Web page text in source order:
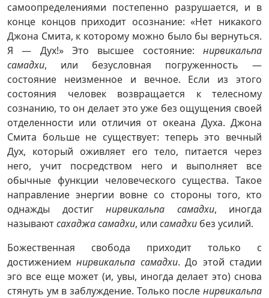
самоопределениями постепенно разрушается, и в
конце концов приходит осознание: «Нет никакого
Джона Смита, к которому можно было бы вернуться.
Я — Дух!» Это высшее состояние: нирвикальпа
самадхи, или безусловная погруженность —
состояние неизменное и вечное. Если из этого
состояния человек возвращается к телесному
сознанию, то он делает это уже без ощущения своей
отделенности или отличия от океана Духа. Джона
Смита больше не существует: теперь это вечный
Дух, который оживляет его тело, питается через
него, учит посредством него и выполняет все
обычные функции человеческого существа. Такое
направление энергии вовне со стороны того, кто
однажды достиг нирвикальпа самадхи, иногда
называютсахаджа самадхи, или самадхи без усилий.
Божественная свобода приходит только с
достижениемнирвикальпа самадхи. До этой стадии
эго все еще может (и, увы, иногда делает это) снова
стянуть ум в заблуждение. Только после нирвикальпа